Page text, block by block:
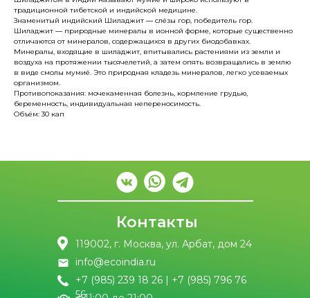
традиционной тибетской и индийской медицине.
Знаменитый индийский Шиладжит ― слёзы гор, победитель гор.
Шиладжит ― природные минералы в ионной форме, которые существенно
отличаются от минералов, содержащихся в других биодобавках.
Минералы, входящие в шиладжит, впитывались растениями из земли и
воздуха на протяжении тысячелетий, а затем опять возвращались в землю
в виде смолы мумиё. Это природная кладезь минералов, легко усеваемых
организмом.
Противопоказания: мочекаменная болезнь, кормление грудью,
беременность, индивидуальная непереносимость.
Объём: 30 кап
Контакты
119002, г. Москва, ул. Арбат, дом 24
info@ecoindia.ru
+7 (985) 239 18 26 | +7 (985) 796 76
56